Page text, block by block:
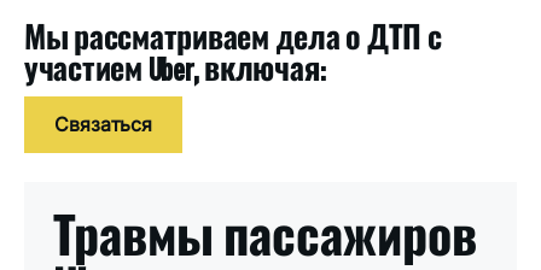
Мы рассматриваем дела о ДТП с
участием Uber, включая:
Связаться
Травмы пассажиров